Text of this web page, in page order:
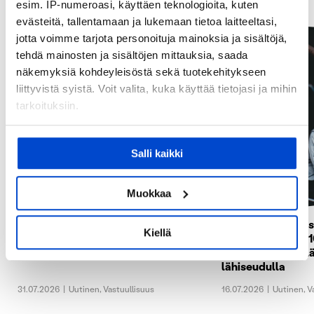
esim. IP-numeroasi, käyttäen teknologioita, kuten
evästeitä, tallentamaan ja lukemaan tietoa laitteeltasi,
jotta voimme tarjota personoituja mainoksia ja sisältöjä,
tehdä mainosten ja sisältöjen mittauksia, saada
näkemyksiä kohdeyleisöstä sekä tuotekehitykseen
liittyvistä syistä. Voit valita, kuka käyttää tietojasi ja mihin
tarkoituksiin.
Jos sallit, haluamme myös tehdä seuraavia:
Kerätä tietoja maantieteellisestä sijainnistasi,
mahdollisesti muutaman metrin tarkkuudella
Tunnistaa laitteesi skannaamalla sen
ominaispiirteitä aktiivisesti (sormenjäljen
Lue lisää siitä, miten henkilötietojasi käsitellään ja miten
voit määrittää asetuksesitiedot-osiossa. Voit muuttaa
evästeilmoituksessa.
Salli kaikki
Muokkaa
Kiellä
31.07.2026 Uutinen,Vastuullisuus
budjetilla. Katso
elämystä
lähiseudulla
16.07.2026 Uutinen,